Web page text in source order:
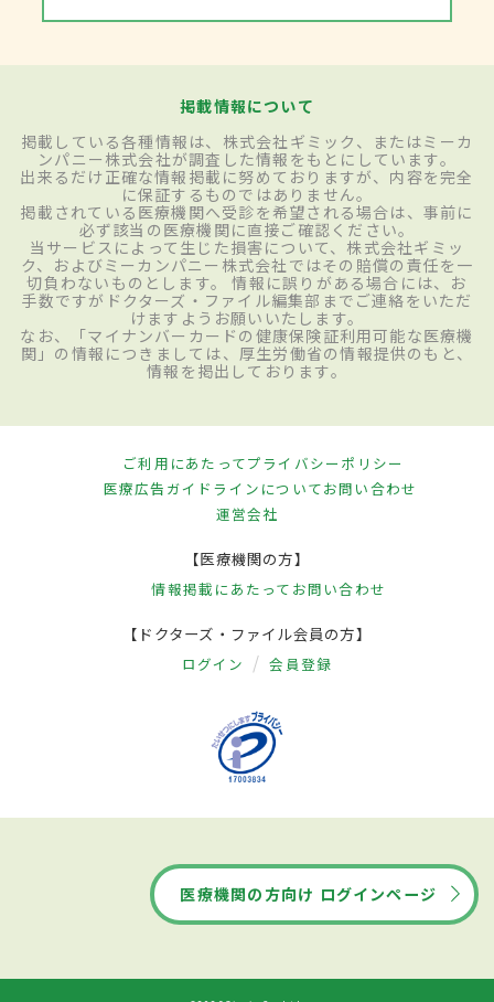
掲載情報について
掲載している各種情報は、株式会社ギミック、またはミーカ
ンパニー株式会社が調査した情報をもとにしています。
出来るだけ正確な情報掲載に努めておりますが、内容を完全
に保証するものではありません。
掲載されている医療機関へ受診を希望される場合は、事前に
必ず該当の医療機関に直接ご確認ください。
当サービスによって生じた損害について、株式会社ギミッ
ク、およびミーカンパニー株式会社ではその賠償の責任を一
切負わないものとします。 情報に誤りがある場合には、お
手数ですがドクターズ・ファイル編集部までご連絡をいただ
けますようお願いいたします。
なお、「マイナンバーカードの健康保険証利用可能な医療機
関」の情報につきましては、厚生労働省の情報提供のもと、
情報を掲出しております。
ご利用にあたってプライバシーポリシー
医療広告ガイドラインについてお問い合わせ
運営会社
【医療機関の方】
情報掲載にあたって お問い合わせ
【ドクターズ・ファイル会員の方】
ログイン 会員登録
医療機関の方向け ログインページ